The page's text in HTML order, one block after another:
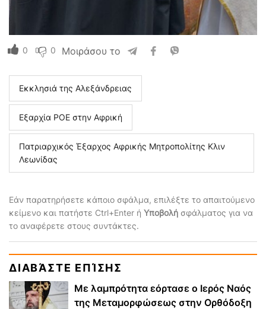
0 0 Μοιράσου το
Εκκλησιά της Αλεξάνδρειας
Εξαρχία ΡΟΕ στην Αφρική
Πατριαρχικός Έξαρχος Αφρικής Μητροπολίτης Κλιν
Λεωνίδας
Εάν παρατηρήσετε κάποιο σφάλμα, επιλέξτε το απαιτούμενο
κείμενο και πατήστε Ctrl+Enter ή Υποβολή σφάλματος για να
το αναφέρετε στους συντάκτες.
ΔΙΑΒΆΣΤΕ ΕΠΊΣΗΣ
Με λαμπρότητα εόρτασε ο Ιερός Ναός
της Μεταμορφώσεως στην Ορθόδοξη